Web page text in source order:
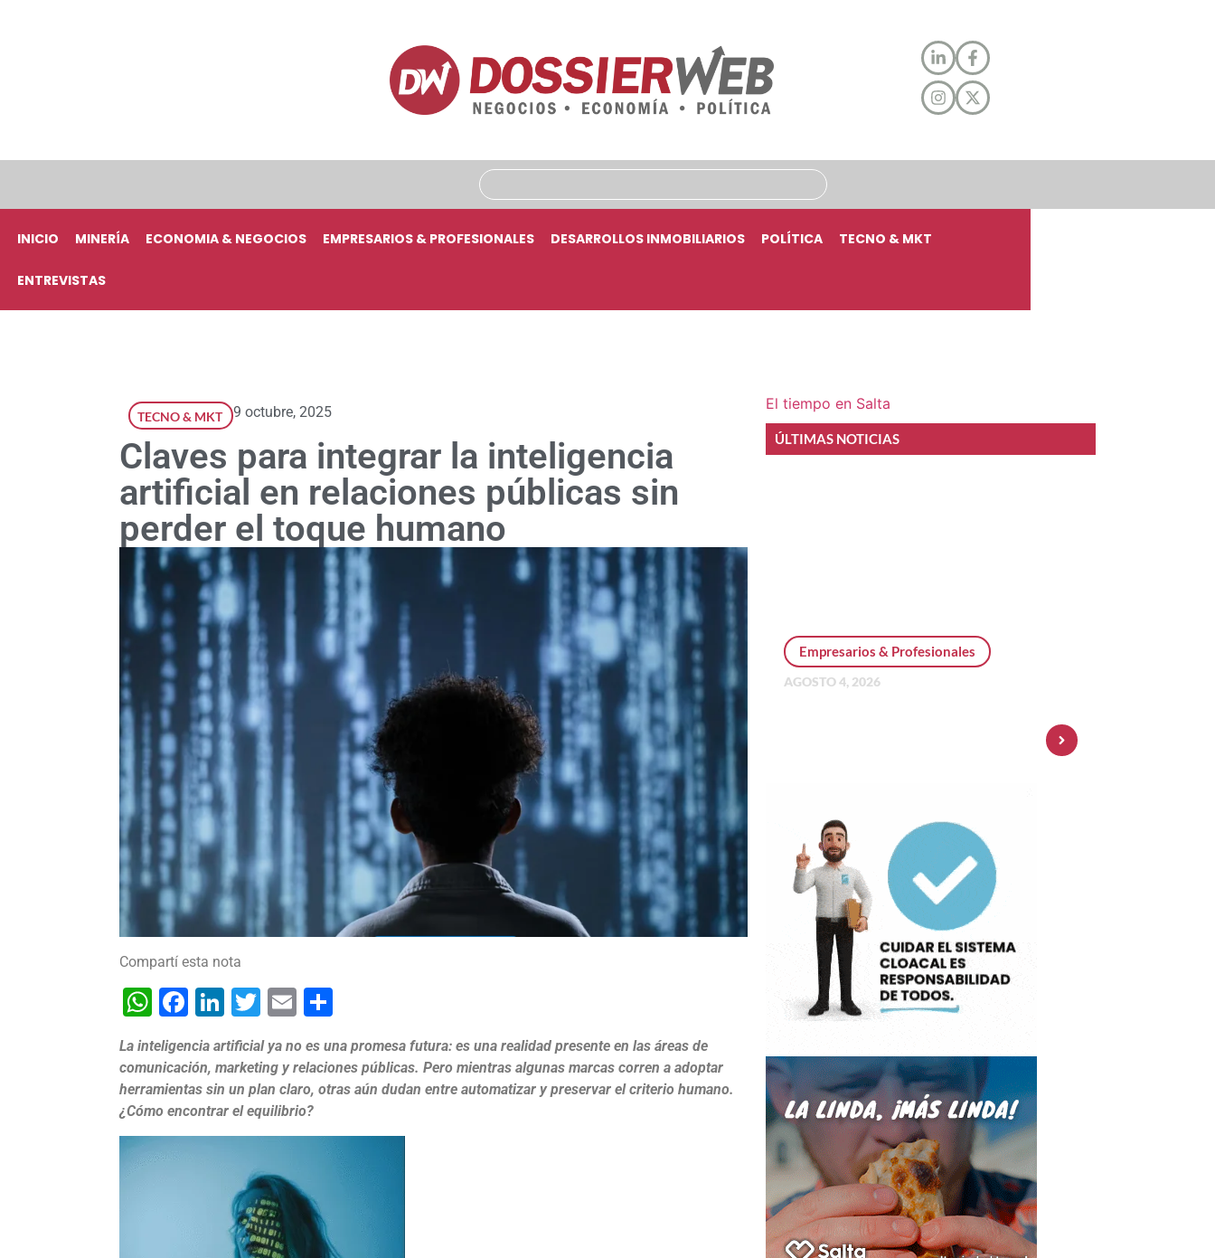
INICIO MINERÍA ECONOMIA & NEGOCIOS EMPRESARIOS & PROFESIONALES DESARROLLOS INMOBILIARIOS POLÍTICA TECNO & MKT
ENTREVISTAS
TECNO & MKT 9 octubre, 2025
Claves para integrar la inteligencia
artificial en relaciones públicas sin
perder el toque humano
Compartí esta nota
WhatsApp
Facebook
LinkedIn
Twitter
Email
La inteligencia artificial ya no es una promesa futura: es una realidad presente en las áreas de
comunicación, marketing y relaciones públicas. Pero mientras algunas marcas corren a adoptar
herramientas sin un plan claro, otras aún dudan entre automatizar y preservar el criterio humano.
¿Cómo encontrar el equilibrio?
El tiempo en Salta
ÚLTIMAS NOTICIAS
Empresarios & Profesionales
AGOSTO 4, 2026